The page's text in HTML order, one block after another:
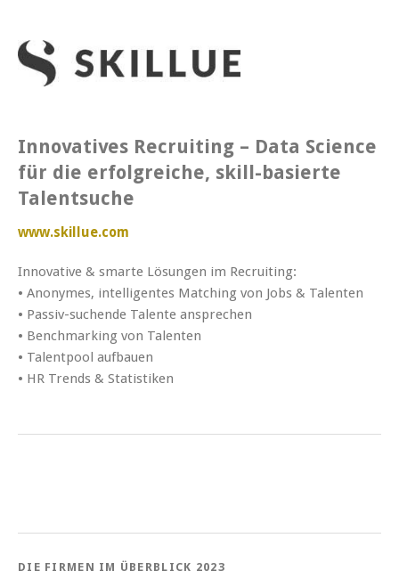
Innovatives Recruiting – Data Science
für die erfolgreiche, skill-basierte
Talentsuche
www.skillue.com
Innovative & smarte Lösungen im Recruiting:
• Anonymes, intelligentes Matching von Jobs & Talenten
• Passiv-suchende Talente ansprechen
• Benchmarking von Talenten
• Talentpool aufbauen
• HR Trends & Statistiken
DIE FIRMEN IM ÜBERBLICK 2023